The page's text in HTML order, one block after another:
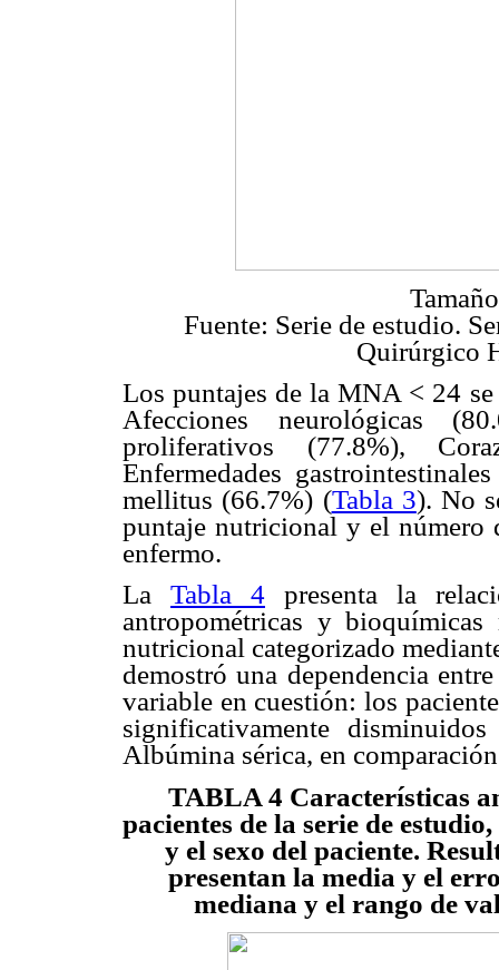
Fuente: Serie de estudio.
Quirúrgico
Los puntajes de la MNA < 24 se
Afecciones neurológicas
proliferativos (77.8%),
Enfermedades
mellitus (66.7%) (Tabla 3). No
puntaje nutricional y el número
enfermo.
La Tabla 4 presenta la
antropométricas y
nutricional categorizado
demostró una dependencia
variable en cuestión: los
significativamente
Albúmina sérica, en
TABLA 4 Características
pacientes de la serie de
y el sexo del paciente.
presentan la media y el
mediana y el rango de